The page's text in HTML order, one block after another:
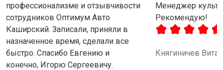
профессионализме и отзывчивости
сотрудников Оптимум Авто
Каширский. Записали, приняли в
назначенное время, сделали все
быстро. Спасибо Евгению и
конечно, Игорю Сергеевичу.
Менеджер
Рекомендую!
Княгиничев